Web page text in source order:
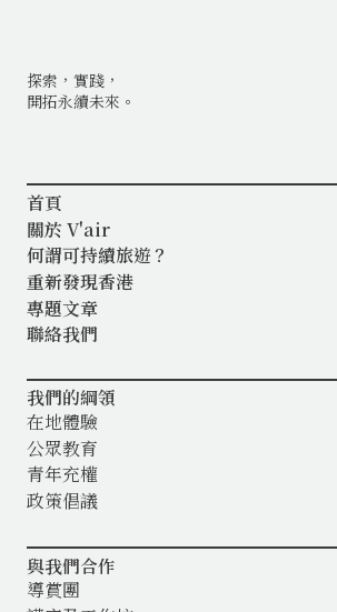
探索，實踐，
開拓永續未來。
首頁
關於 V'air
何謂可持續旅遊？
重新發現香港
專題文章
聯絡我們
我們的綱領
在地體驗
公眾教育
青年充權
政策倡議
與我們合作
導賞團